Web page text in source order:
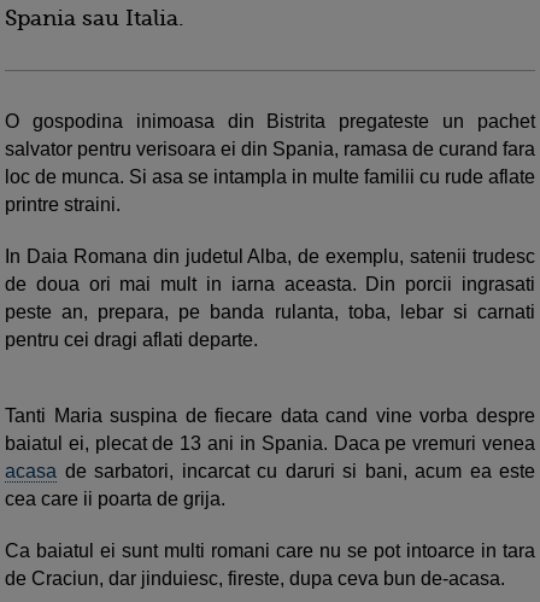
Spania sau Italia.
O gospodina inimoasa din Bistrita pregateste un pachet
salvator pentru verisoara ei din Spania, ramasa de curand fara
loc de munca. Si asa se intampla in multe familii cu rude aflate
printre straini.
In Daia Romana din judetul Alba, de exemplu, satenii trudesc
de doua ori mai mult in iarna aceasta. Din porcii ingrasati
peste an, prepara, pe banda rulanta, toba, lebar si carnati
pentru cei dragi aflati departe.
Tanti Maria suspina de fiecare data cand vine vorba despre
baiatul ei, plecat de 13 ani in Spania. Daca pe vremuri venea
acasa de sarbatori, incarcat cu daruri si bani, acum ea este
cea care ii poarta de grija.
Ca baiatul ei sunt multi romani care nu se pot intoarce in tara
de Craciun, dar jinduiesc, fireste, dupa ceva bun de-acasa.